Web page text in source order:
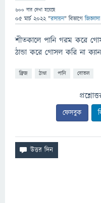
600 বার দেখা হয়েছে
05 মার্চ 2022 "রসায়ন" বিভাগে
শীতকালে পানি গরম করে
ঠান্ডা করে গোসল করি না
ফ্রিজ ঠাণ্ডা পানি বোতল
ফেসবুক